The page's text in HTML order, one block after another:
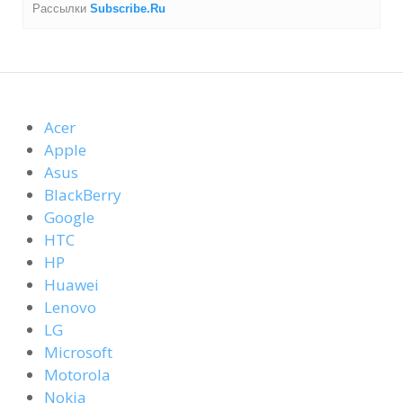
Рассылки Subscribe.Ru
Acer
Apple
Asus
BlackBerry
Google
HTC
HP
Huawei
Lenovo
LG
Microsoft
Motorola
Nokia